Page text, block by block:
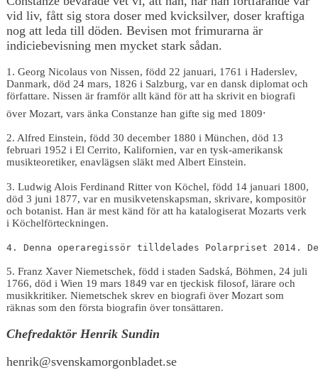
vid liv, fått sig stora doser med kvicksilver, doser kraftiga
nog att leda till döden. Bevisen mot frimurarna är
indiciebevisning men mycket stark sådan.
1. Georg Nicolaus von Nissen, född 22 januari, 1761 i Haderslev,
Danmark, död 24 mars, 1826 i Salzburg, var en dansk diplomat och
författare. Nissen är framför allt känd för att ha skrivit en biografi
över Mozart, vars änka Constanze han gifte sig med 1809.
2. Alfred Einstein, född 30 december 1880 i München, död 13
februari 1952 i El Cerrito, Kalifornien, var en tysk-amerikansk
musikteoretiker, enavlägsen släkt med Albert Einstein.
3. Ludwig Alois Ferdinand Ritter von Köchel, född 14 januari 1800,
död 3 juni 1877, var en musikvetenskapsman, skrivare, kompositör
och botanist. Han är mest känd för att ha katalogiserat Mozarts verk
i Köchelförteckningen.
4. Denna operaregissör tilldelades Polarpriset 2014.
5. Franz Xaver Niemetschek, född i staden Sadská, Böhmen, 24 juli
1766, död i Wien 19 mars 1849 var en tjeckisk filosof, lärare och
musikkritiker. Niemetschek skrev en biografi över Mozart som
räknas som den första biografin över tonsättaren.
Chefredaktör Henrik Sundin
henrik@svenskamorgonbladet.se